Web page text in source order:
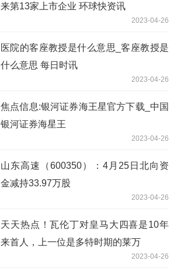
来第13家上市企业 环球快资讯
2023-04-26
医院的客座教授是什么意思_客座教授是
什么意思 每日时讯
2023-04-26
焦点信息:银河证券海王星官方下载_中国
银河证券海星王
2023-04-26
山东高速（600350）：4月25日北向资
金减持33.97万股
2023-04-26
天天热点！瓦伦丁对皇马大四喜是10年
来首人，上一位是多特时期的莱万
2023-04-26